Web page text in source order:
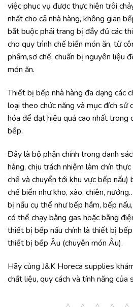
việc phục vụ được thực hiện trôi
nhất cho cả nhà hàng, không gian
bắt buộc phải trang bị đầy đủ các
cho quy trình chế biến món ăn, từ
phẩm,sơ chế, chuẩn bị nguyên liệu
món ăn.
Thiết bị bếp nhà hàng đa dạng các
loại theo chức năng và mục đích sử
hóa để đạt hiệu quả cao nhất trong
bếp.
Đây là bộ phận chính trong danh
hàng, chịu trách nhiệm làm chín
chế và chuyển tới khu vực bếp nấu)
chế biến như kho, xào, chiên,
bị nấu cụ thể như bếp hầm, bếp
có thể chạy bằng gas hoặc bằng
thiết bị bếp nấu chính là thiết bị
thiết bị bếp Âu (chuyên món Âu).
Hãy cùng J&K Horeca supplies
chất liệu, quy cách và tính năng của